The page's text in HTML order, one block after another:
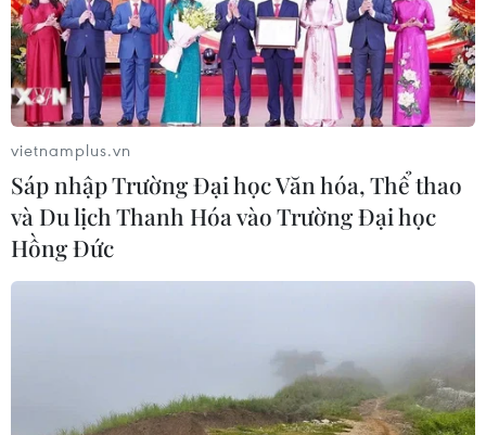
vietnamplus.vn
Sáp nhập Trường Đại học Văn hóa, Thể thao
và Du lịch Thanh Hóa vào Trường Đại học
Hồng Đức